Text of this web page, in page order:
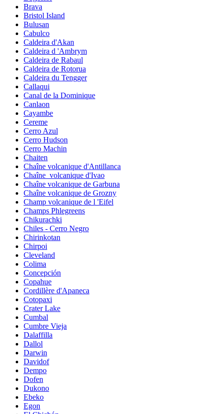
Brava
Bristol Island
Bulusan
Cabulco
Caldeira d'Akan
Caldeira d 'Ambrym
Caldeira de Rabaul
Caldeira de Rotorua
Caldeira du Tengger
Callaqui
Canal de la Dominique
Canlaon
Cayambe
Cereme
Cerro Azul
Cerro Hudson
Cerro Machin
Chaiten
Chaîne volcanique d'Antillanca
Chaîne_volcanique d'Ivao
Chaîne volcanique de Garbuna
Chaîne volcanique de Grozny
Champ volcanique de l 'Eifel
Champs Phlegreens
Chikurachki
Chiles - Cerro Negro
Chirinkotan
Chirpoi
Cleveland
Colima
Concepción
Copahue
Cordillère d'Apaneca
Cotopaxi
Crater Lake
Cumbal
Cumbre Vieja
Dalaffilla
Dallol
Darwin
Davidof
Dempo
Dofen
Dukono
Ebeko
Egon